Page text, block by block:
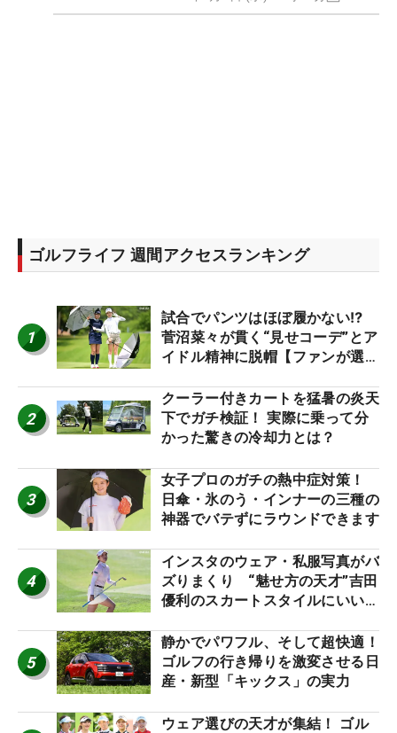
ゴルフライフ 週間アクセスランキング
1
試合でパンツはほぼ履かない⁉
菅沼菜々が貫く“見せコーデ”とア
イドル精神に脱帽【ファンが選ぶ
2
クーラー付きカートを猛暑の炎天
下でガチ検証！ 実際に乗って分
かった驚きの冷却力とは？
3
女子プロのガチの熱中症対策！
日傘・氷のう・インナーの三種の
神器でバテずにラウンドできます
4
インスタのウェア・私服写真がバ
ズりまくり “魅せ方の天才”吉田
優利のスカートスタイルにいい
5
静かでパワフル、そして超快適！
ゴルフの行き帰りを激変させる日
産・新型「キックス」の実力
ウェア選びの天才が集結！ ゴル